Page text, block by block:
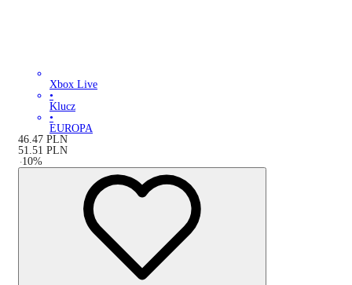
Xbox Live
•
Klucz
•
EUROPA
46.47 PLN
51.51 PLN
-10%